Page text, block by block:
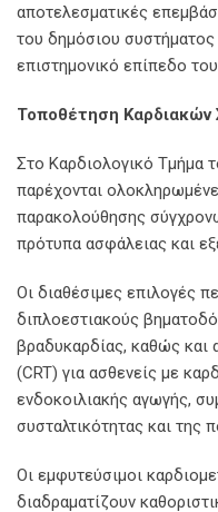
αποτελεσματικές
του δημόσιου συστήματος
επιστημονικό επίπεδο
Τοποθέτηση Καρδιακών
Στο Καρδιολογικό Τμήμα
παρέχονται
παρακολούθησης
πρότυπα ασφάλειας και
Οι διαθέσιμες επιλογές
διπλοεστιακούς
βραδυκαρδίας, καθώς και
(CRT) για ασθενείς με
ενδοκοιλιακής αγωγής,
συσταλτικότητας και της
Οι εμφυτεύσιμοι
διαδραματίζουν